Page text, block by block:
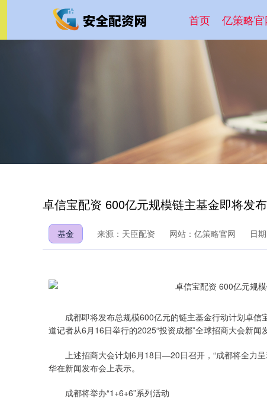
首页 亿策略官
卓信宝配资 600亿元规模链主基金即将发
基金 来源：天臣配资 网站：亿策略官网 日
成都即将发布总规模600亿元的链主基金行动计划卓信
道记者从6月16日举行的2025“投资成都”全球招商大会新闻
上述招商大会计划6月18日—20日召开，“成都将全力呈
华在新闻发布会上表示。
成都将举办“1+6+6”系列活动